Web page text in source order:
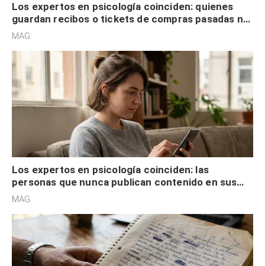
Los expertos en psicología coinciden: quienes
guardan recibos o tickets de compras pasadas no
son acumuladores, sino que tienen necesidad de
MAG.
Los expertos en psicología coinciden: las
personas que nunca publican contenido en sus
redes sociales no pretenden buscar validación
MAG.